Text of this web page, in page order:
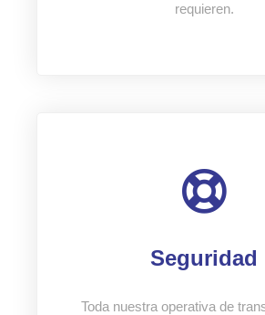
requieren.
Seguridad
Toda nuestra operativa de